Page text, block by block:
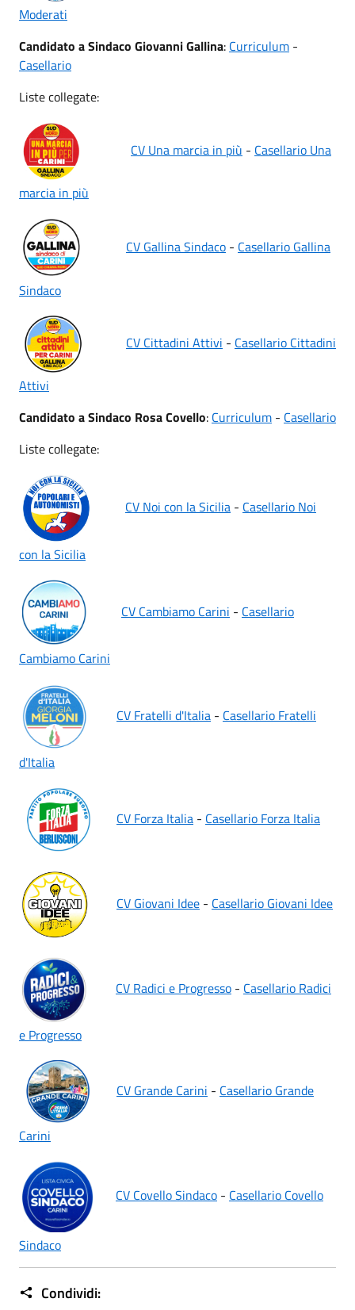
Moderati
Candidato a Sindaco Giovanni Gallina: Curriculum -
Casellario
Liste collegate:
CV Una marcia in più - Casellario Una
marcia in più
CV Gallina Sindaco - Casellario Gallina
Sindaco
CV Cittadini Attivi - Casellario Cittadini
Attivi
Candidato a Sindaco Rosa Covello: Curriculum - Casellario
Liste collegate:
CV Noi con la Sicilia - Casellario Noi
con la Sicilia
CV Cambiamo Carini - Casellario
Cambiamo Carini
CV Fratelli d'Italia - Casellario Fratelli
d'Italia
CV Forza Italia - Casellario Forza Italia
CV Giovani Idee - Casellario Giovani Idee
CV Radici e Progresso - Casellario Radici
e Progresso
CV Grande Carini - Casellario Grande
Carini
CV Covello Sindaco - Casellario Covello
Sindaco
Condividi: